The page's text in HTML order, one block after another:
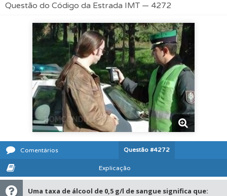
Questão do Código da Estrada IMT — 4272
Comentários Questão #4272
Explicação
Uma taxa de álcool de 0,5 g/l de sangue significa que: